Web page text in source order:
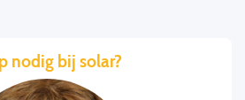
nodig bij solar?